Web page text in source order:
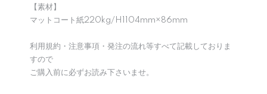
【素材】
マットコート紙220kg/H1104mm×86mm
利用規約・注意事項・発注の流れ等すべて記載しておりま
すので
ご購入前に必ずお読み下さいませ。